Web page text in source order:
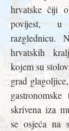
hrvatske čiji
povijest, u
razglednicu.
hrvatskih
kojem su
grad
skrivena iza
se osjeća na